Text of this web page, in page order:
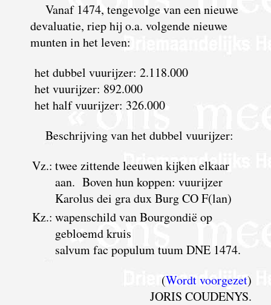
Vanaf 1474, tengevolge van een nieuwe
devaluatie, riep hij o.a. volgende nieuwe
munten in het leven:
het dubbel vuurijzer: 2.118.000
het vuurijzer: 892.000
het half vuurijzer: 326.000
Beschrijving van het dubbel vuurijzer:
Vz.: twee zittende leeuwen kijken elkaar
aan. Boven hun koppen: vuurijzer
Karolus dei gra dux Burg CO F(lan)
Kz.: wapenschild van Bourgondië op
gebloemd kruis
salvum fac populum tuum DNE 1474.
(Wordt voorgezet)
JORIS COUDENYS.